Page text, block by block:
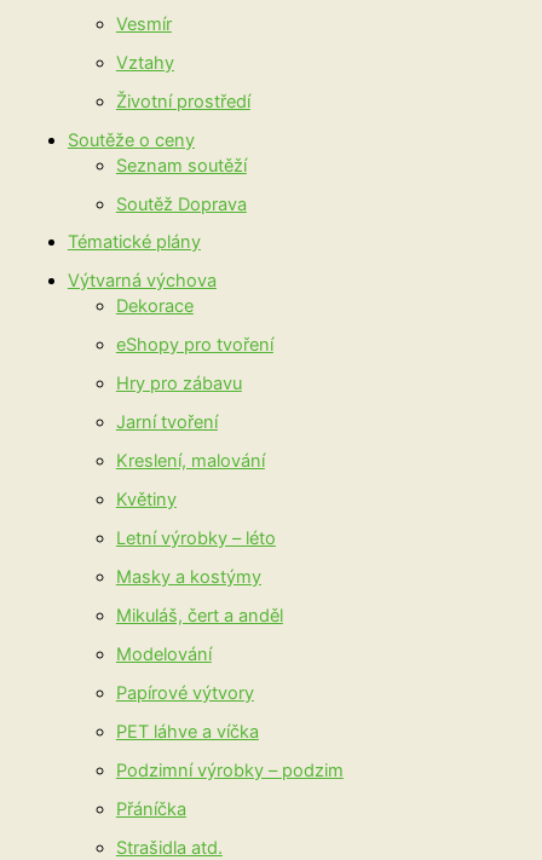
Vesmír
Vztahy
Životní prostředí
Soutěže o ceny
Seznam soutěží
Soutěž Doprava
Tématické plány
Výtvarná výchova
Dekorace
eShopy pro tvoření
Hry pro zábavu
Jarní tvoření
Kreslení, malování
Květiny
Letní výrobky – léto
Masky a kostýmy
Mikuláš, čert a anděl
Modelování
Papírové výtvory
PET láhve a víčka
Podzimní výrobky – podzim
Přáníčka
Strašidla atd.